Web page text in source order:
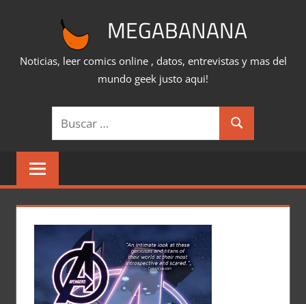
MEGABANANA
Noticias, leer comics online , datos, entrevistas y mas del
mundo geek justo aqui!
Buscar:
Buscar